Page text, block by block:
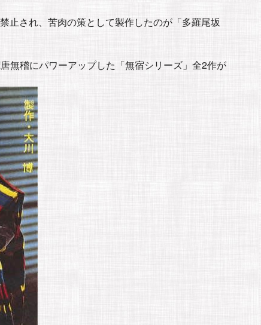
止され、苦肉の策として製作したのが「多羅尾坂
無稽にパワーアップした「無宿シリーズ」全2作が